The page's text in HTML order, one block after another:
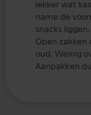
lekker wat
name de
snacks
Open zakken
oud. Weinig
Aanpakken